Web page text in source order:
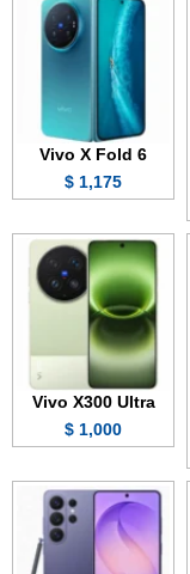
Vivo X Fold 6
1,175 $
Vivo X300 Ultra
1,000 $